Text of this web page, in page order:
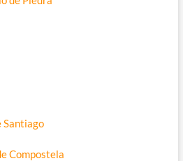
Santiago
Compostela